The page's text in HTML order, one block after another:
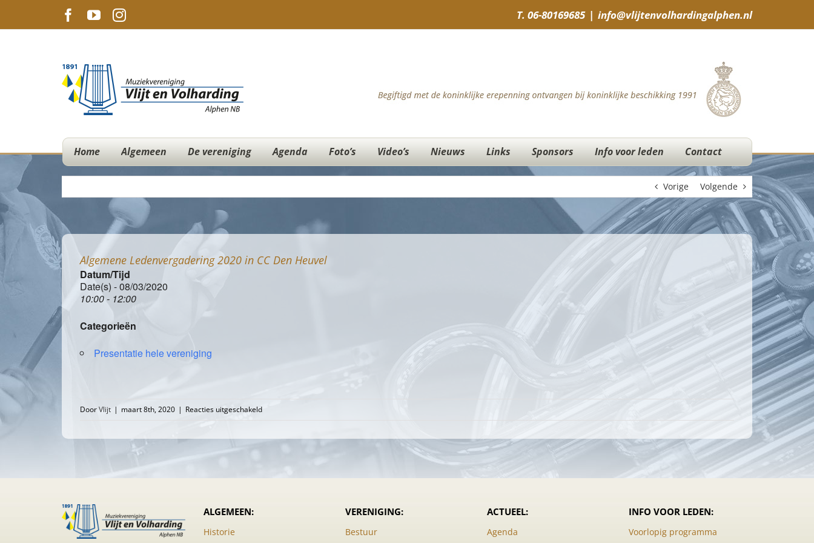
Facebook
YouTubeInstagram T. 06-80169685 | info@vlijtenvolhardingalphen.nl
Home Algemeen De vereniging Agenda Foto’s Video’s Nieuws Links Sponsors Info voor leden Contact
Vorige Volgende
Algemene Ledenvergadering 2020 in CC Den Heuvel
Datum/Tijd
Date(s) - 08/03/2020
10:00 - 12:00
Categorieën
Presentatie hele vereniging
DoorVlijt | maart 8th, 2020 | Reacties uitgeschakeldvoor
Ledenvergadering
CC
ALGEMEEN:
Historie
VERENIGING:
Bestuur
ACTUEEL:
Agenda
INFO VOOR LEDEN:
Voorlopig programma